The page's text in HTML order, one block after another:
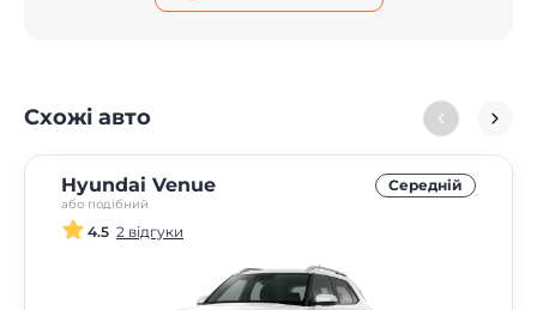
Схожі авто
Hyundai Venue
або подібний
Середнiй
4.5 2 відгуки